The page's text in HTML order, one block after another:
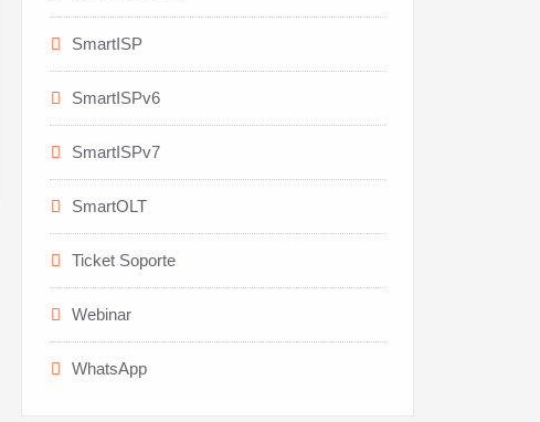
SmartISP
SmartISPv6
SmartISPv7
SmartOLT
Ticket Soporte
Webinar
WhatsApp